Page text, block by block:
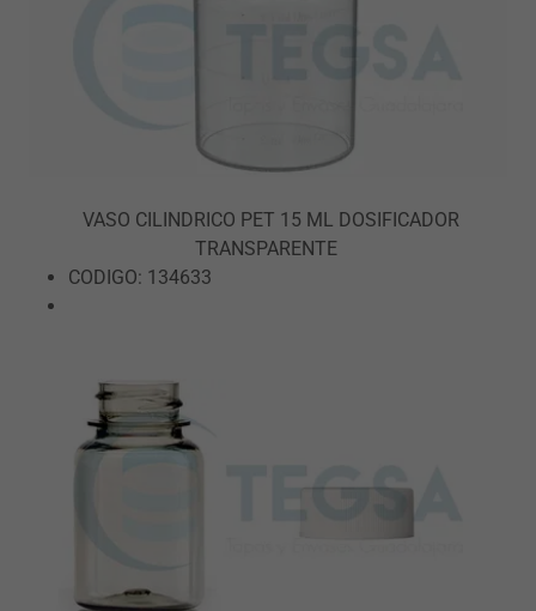
VASO CILINDRICO PET 15 ML DOSIFICADOR
TRANSPARENTE
CODIGO: 134633